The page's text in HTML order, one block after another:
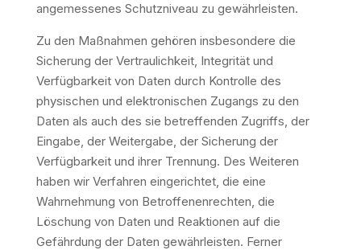
angemessenes Schutzniveau zu gewährleisten.
Zu den Maßnahmen gehören insbesondere die
Sicherung der Vertraulichkeit, Integrität und
Verfügbarkeit von Daten durch Kontrolle des
physischen und elektronischen Zugangs zu den
Daten als auch des sie betreffenden Zugriffs, der
Eingabe, der Weitergabe, der Sicherung der
Verfügbarkeit und ihrer Trennung. Des Weiteren
haben wir Verfahren eingerichtet, die eine
Wahrnehmung von Betroffenenrechten, die
Löschung von Daten und Reaktionen auf die
Gefährdung der Daten gewährleisten. Ferner